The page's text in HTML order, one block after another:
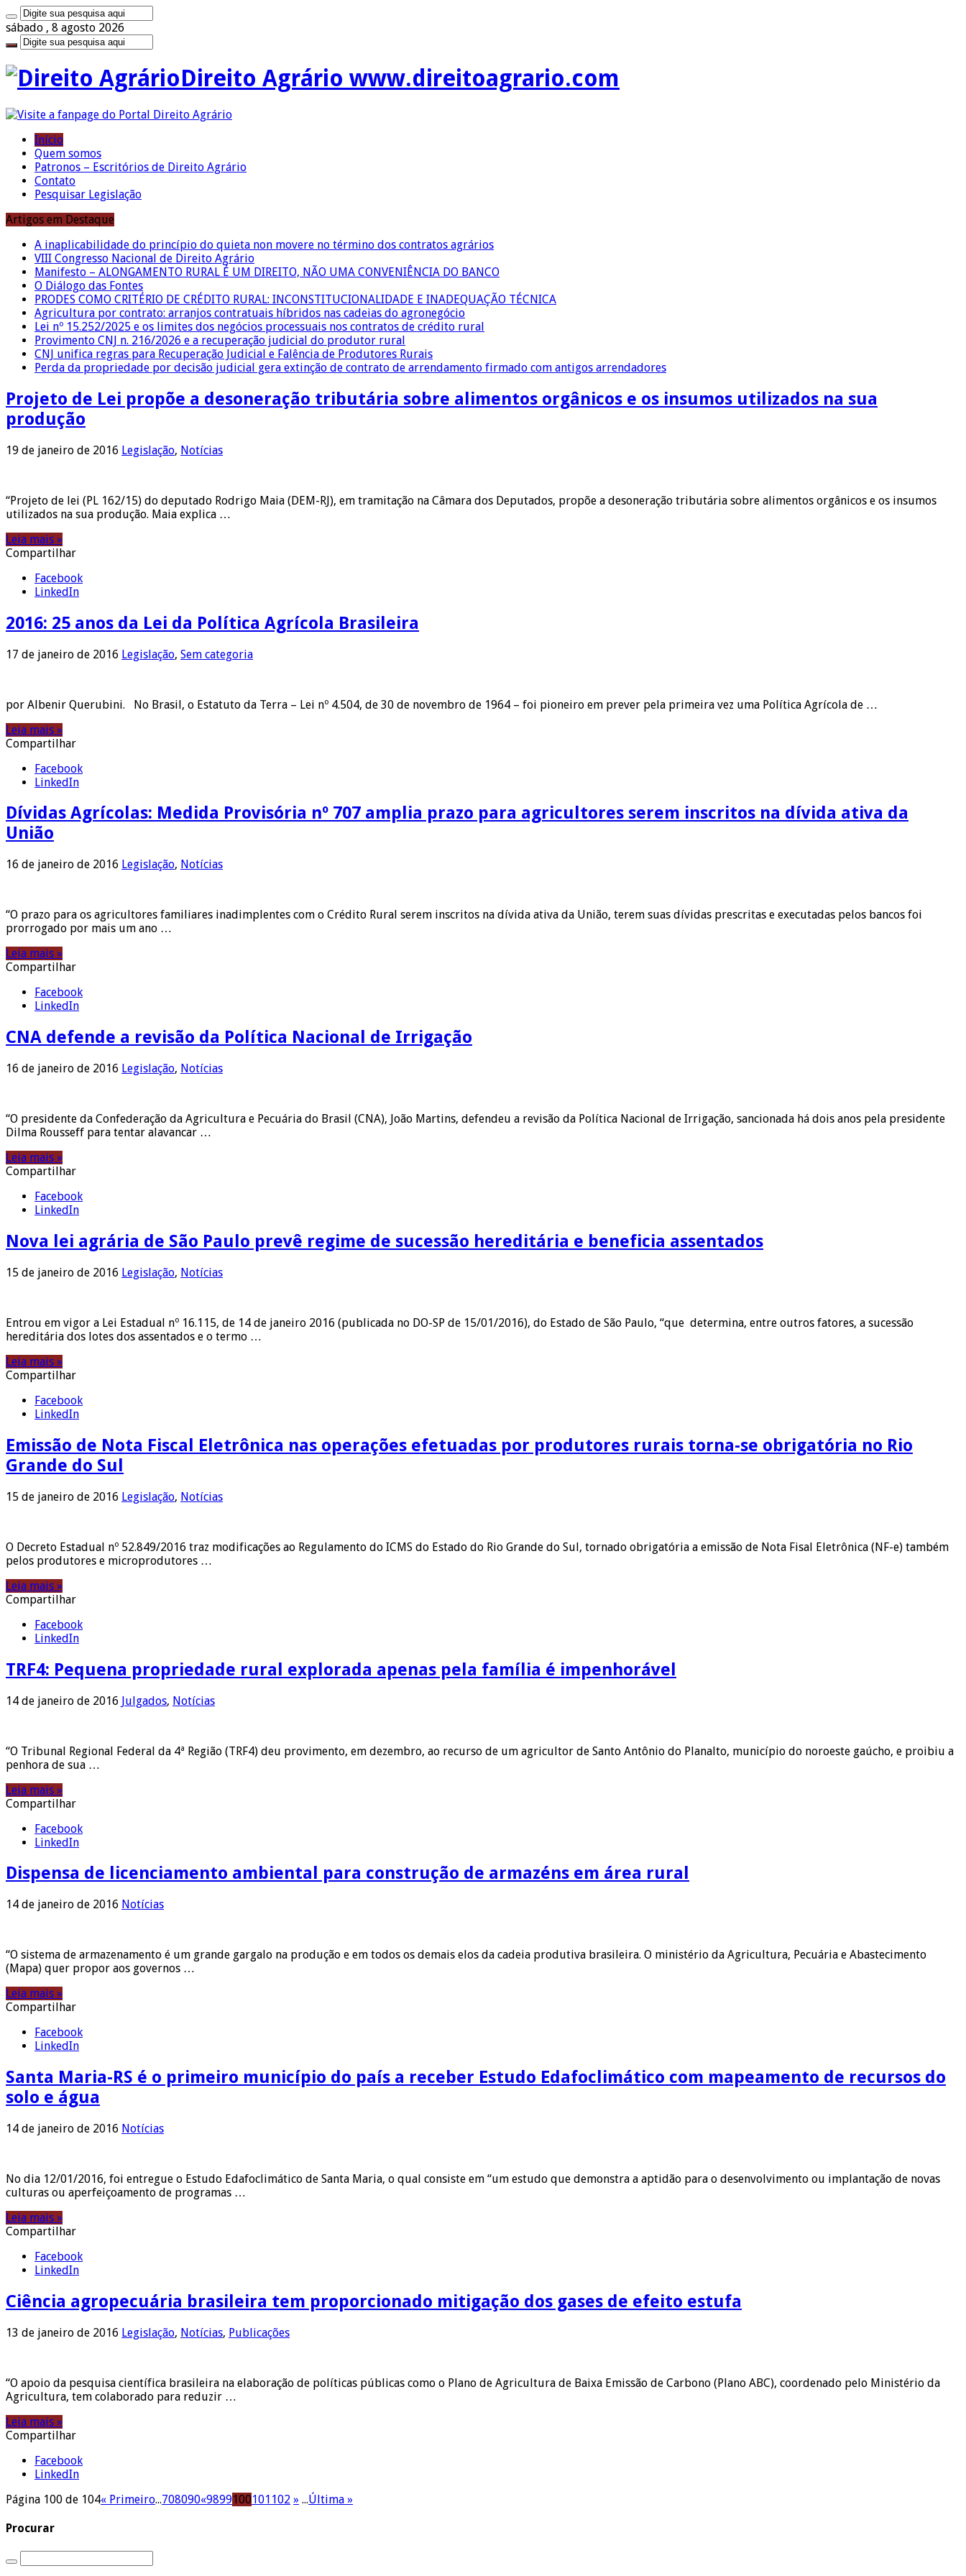
sábado , 8 agosto 2026
Direito Agrário www.direitoagrario.com
Início
Quem somos
Patronos – Escritórios de Direito Agrário
Contato
Pesquisar Legislação
Artigos em Destaque
A inaplicabilidade do princípio do quieta non movere no término dos contratos agrários
VIII Congresso Nacional de Direito Agrário
Manifesto – ALONGAMENTO RURAL É UM DIREITO, NÃO UMA CONVENIÊNCIA DO BANCO
O Diálogo das Fontes
PRODES COMO CRITÉRIO DE CRÉDITO RURAL: INCONSTITUCIONALIDADE E INADEQUAÇÃO TÉCNICA
Agricultura por contrato: arranjos contratuais híbridos nas cadeias do agronegócio
Lei nº 15.252/2025 e os limites dos negócios processuais nos contratos de crédito rural
Provimento CNJ n. 216/2026 e a recuperação judicial do produtor rural
CNJ unifica regras para Recuperação Judicial e Falência de Produtores Rurais
Perda da propriedade por decisão judicial gera extinção de contrato de arrendamento firmado com antigos arrendadores
Projeto de Lei propõe a desoneração tributária sobre alimentos orgânicos e os insumos utilizados na sua
produção
19 de janeiro de 2016 Legislação, Notícias
“Projeto de lei (PL 162/15) do deputado Rodrigo Maia (DEM-RJ), em tramitação na Câmara dos Deputados, propõe a desoneração tributária sobre alimentos orgânicos e os insumos
utilizados na sua produção. Maia explica …
Leia mais »
Compartilhar
Facebook
LinkedIn
2016: 25 anos da Lei da Política Agrícola Brasileira
17 de janeiro de 2016 Legislação, Sem categoria
por Albenir Querubini. No Brasil, o Estatuto da Terra – Lei nº 4.504, de 30 de novembro de 1964 – foi pioneiro em prever pela primeira vez uma Política Agrícola de …
Leia mais »
Compartilhar
Facebook
LinkedIn
Dívidas Agrícolas: Medida Provisória nº 707 amplia prazo para agricultores serem inscritos na dívida ativa da
União
16 de janeiro de 2016 Legislação, Notícias
“O prazo para os agricultores familiares inadimplentes com o Crédito Rural serem inscritos na dívida ativa da União, terem suas dívidas prescritas e executadas pelos bancos foi
prorrogado por mais um ano …
Leia mais »
Compartilhar
Facebook
LinkedIn
CNA defende a revisão da Política Nacional de Irrigação
16 de janeiro de 2016 Legislação, Notícias
“O presidente da Confederação da Agricultura e Pecuária do Brasil (CNA), João Martins, defendeu a revisão da Política Nacional de Irrigação, sancionada há dois anos pela presidente
Dilma Rousseff para tentar alavancar …
Leia mais »
Compartilhar
Facebook
LinkedIn
Nova lei agrária de São Paulo prevê regime de sucessão hereditária e beneficia assentados
15 de janeiro de 2016 Legislação, Notícias
Entrou em vigor a Lei Estadual nº 16.115, de 14 de janeiro 2016 (publicada no DO-SP de 15/01/2016), do Estado de São Paulo, “que determina, entre outros fatores, a sucessão
hereditária dos lotes dos assentados e o termo …
Leia mais »
Compartilhar
Facebook
LinkedIn
Emissão de Nota Fiscal Eletrônica nas operações efetuadas por produtores rurais torna-se obrigatória no Rio
Grande do Sul
15 de janeiro de 2016 Legislação, Notícias
O Decreto Estadual nº 52.849/2016 traz modificações ao Regulamento do ICMS do Estado do Rio Grande do Sul, tornado obrigatória a emissão de Nota Fisal Eletrônica (NF-e) também
pelos produtores e microprodutores …
Leia mais »
Compartilhar
Facebook
LinkedIn
TRF4: Pequena propriedade rural explorada apenas pela família é impenhorável
14 de janeiro de 2016 Julgados, Notícias
“O Tribunal Regional Federal da 4ª Região (TRF4) deu provimento, em dezembro, ao recurso de um agricultor de Santo Antônio do Planalto, município do noroeste gaúcho, e proibiu a
penhora de sua …
Leia mais »
Compartilhar
Facebook
LinkedIn
Dispensa de licenciamento ambiental para construção de armazéns em área rural
14 de janeiro de 2016 Notícias
“O sistema de armazenamento é um grande gargalo na produção e em todos os demais elos da cadeia produtiva brasileira. O ministério da Agricultura, Pecuária e Abastecimento
(Mapa) quer propor aos governos …
Leia mais »
Compartilhar
Facebook
LinkedIn
Santa Maria-RS é o primeiro município do país a receber Estudo Edafoclimático com mapeamento de recursos do
solo e água
14 de janeiro de 2016 Notícias
No dia 12/01/2016, foi entregue o Estudo Edafoclimático de Santa Maria, o qual consiste em “um estudo que demonstra a aptidão para o desenvolvimento ou implantação de novas
culturas ou aperfeiçoamento de programas …
Leia mais »
Compartilhar
Facebook
LinkedIn
Ciência agropecuária brasileira tem proporcionado mitigação dos gases de efeito estufa
13 de janeiro de 2016 Legislação, Notícias, Publicações
“O apoio da pesquisa científica brasileira na elaboração de políticas públicas como o Plano de Agricultura de Baixa Emissão de Carbono (Plano ABC), coordenado pelo Ministério da
Agricultura, tem colaborado para reduzir …
Leia mais »
Compartilhar
Facebook
LinkedIn
Página 100 de 104« Primeiro...708090«9899100101 102 » ...Última »
Procurar